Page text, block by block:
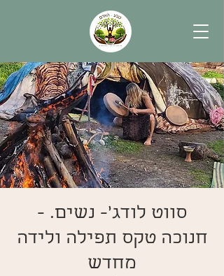
סווט לודג'- נשים. -
חנוכה טקס תפילה ולידה
מחדש